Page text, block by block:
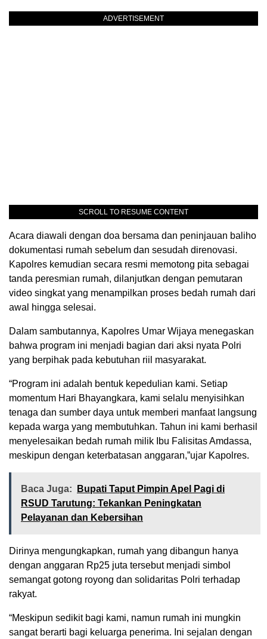
ADVERTISEMENT
SCROLL TO RESUME CONTENT
Acara diawali dengan doa bersama dan peninjauan baliho
dokumentasi rumah sebelum dan sesudah direnovasi.
Kapolres kemudian secara resmi memotong pita sebagai
tanda peresmian rumah, dilanjutkan dengan pemutaran
video singkat yang menampilkan proses bedah rumah dari
awal hingga selesai.
Dalam sambutannya, Kapolres Umar Wijaya menegaskan
bahwa program ini menjadi bagian dari aksi nyata Polri
yang berpihak pada kebutuhan riil masyarakat.
“Program ini adalah bentuk kepedulian kami. Setiap
momentum Hari Bhayangkara, kami selalu menyisihkan
tenaga dan sumber daya untuk memberi manfaat langsung
kepada warga yang membutuhkan. Tahun ini kami berhasil
menyelesaikan bedah rumah milik Ibu Falisitas Amdassa,
meskipun dengan keterbatasan anggaran,”ujar Kapolres.
Baca Juga:
Bupati Taput Pimpin Apel Pagi di
RSUD Tarutung: Tekankan Peningkatan
Pelayanan dan Kebersihan
Dirinya mengungkapkan, rumah yang dibangun hanya
dengan anggaran Rp25 juta tersebut menjadi simbol
semangat gotong royong dan solidaritas Polri terhadap
rakyat.
“Meskipun sedikit bagi kami, namun rumah ini mungkin
sangat berarti bagi keluarga penerima. Ini sejalan dengan